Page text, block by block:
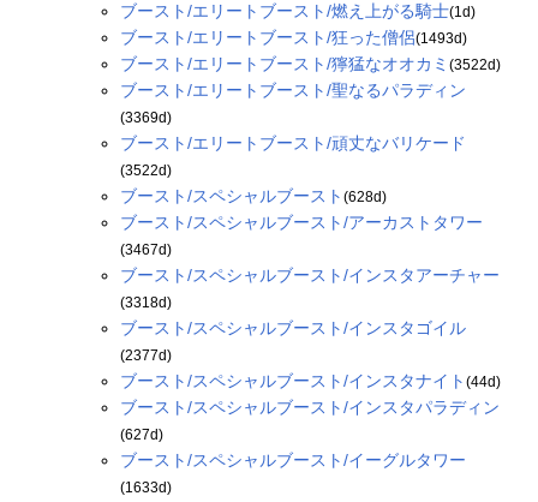
ブースト/エリートブースト/燃え上がる騎士(1d)
ブースト/エリートブースト/狂った僧侶(1493d)
ブースト/エリートブースト/獰猛なオオカミ (3522d)
ブースト/エリートブースト/聖なるパラディン
(3369d)
ブースト/エリートブースト/頑丈なバリケード
(3522d)
ブースト/スペシャルブースト (628d)
ブースト/スペシャルブースト/アーカストタワー
(3467d)
ブースト/スペシャルブースト/インスタアーチャー
(3318d)
ブースト/スペシャルブースト/インスタゴイル
(2377d)
ブースト/スペシャルブースト/インスタナイト (44d)
ブースト/スペシャルブースト/インスタパラディン
(627d)
ブースト/スペシャルブースト/イーグルタワー
(1633d)